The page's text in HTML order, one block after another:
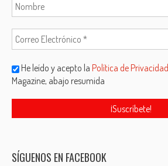
He leído y acepto laPolítica de Privacidad
Magazine, abajo resumida
SÍGUENOS EN FACEBOOK